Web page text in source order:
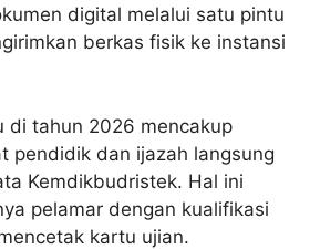
digital melalui satu pintu
berkas fisik ke instansi
di tahun 2026 mencakup
pendidik dan ijazah langsung
Kemdikbudristek. Hal ini
pelamar dengan kualifikasi
kartu ujian.